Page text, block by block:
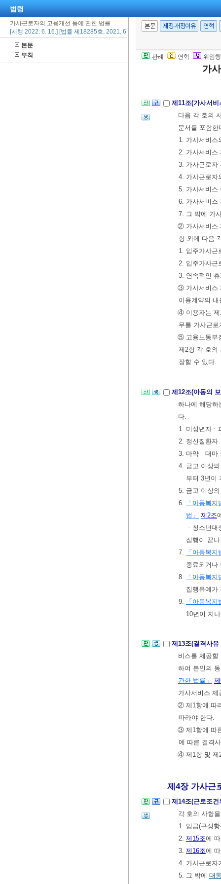
법령
가사근로자의 고용개선 등에 관한 법률
[시행 2022. 6. 16.] [법률 제18285호, 2021. 6. 15., 제정]
본문
부칙
본문 제정·개정이유 연혁
판례 연혁 위임
가
업무를 재개
제11조(가사서
다음 각 호의
문서를 포함
1. 가사서비스
2. 가사서비스
3. 가사근로자
4. 가사근로자
5. 가사서비스
6. 가사서비스
7. 그 밖에 가
② 가사서비스
항 외에 다음
1. 입주가사근
2. 입주가사근
3. 연속적인
③ 가사서비스
이용계약의
④ 이용자는 제
무를 가사근
⑤ 고용노동부
제2항 각 호의
장할 수 있다.
제12조(아동의
하나에 해당하
다.
1. 미성년자ㆍ
2. 정신질환자
3. 마약ㆍ대마
4. 금고 이상
부터 3년이
5. 금고 이상
6.
「아동복지
법」
제2조
ㆍ청소년
집행이 끝
7.
「아동복지
종료되거나
8.
「아동복지
집행유예가
9.
「아동복지
10년이 지
제13조(결격사
비스를 제공
하여 본인의
관한 법률」
가사서비스
② 제1항에 따
따라야 한다.
③ 제1항에 따
에 따른 결격
④ 제1항 및 제
제4장 가사근로
제14조(근로조
각 호의 사항
1. 임금(구성
2. 제15조에
3. 제16조에
4. 가사근로자
5. 그 밖에 대